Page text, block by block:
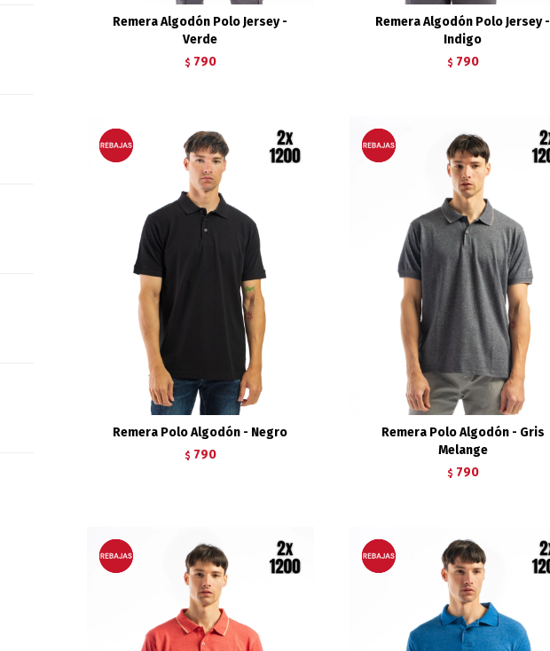
Remera Algodón Polo Jersey -
Verde
$ 790
Remera Algodón Polo Jersey -
Indigo
$ 790
Remera Polo Algodón - Negro
$ 790
Remera Polo Algodón - Gris
Melange
$ 790